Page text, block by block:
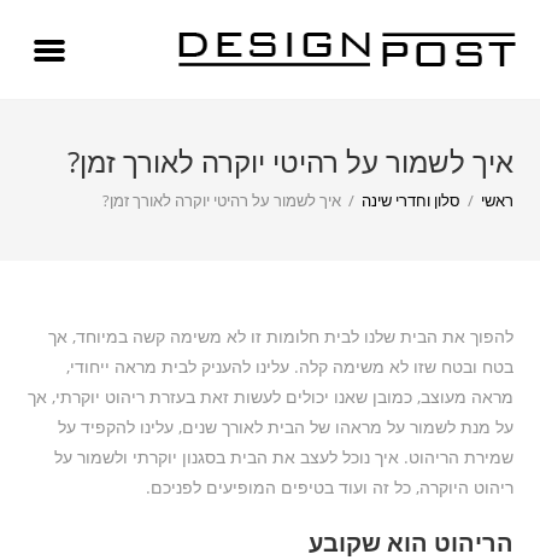
איך לשמור על רהיטי יוקרה לאורך זמן?
ראשי / סלון וחדרי שינה / איך לשמור על רהיטי יוקרה לאורך זמן?
להפוך את הבית שלנו לבית חלומות זו לא משימה קשה במיוחד, אך
בטח ובטח שזו לא משימה קלה. עלינו להעניק לבית מראה ייחודי,
מראה מעוצב, כמובן שאנו יכולים לעשות זאת בעזרת ריהוט יוקרתי, אך
על מנת לשמור על מראהו של הבית לאורך שנים, עלינו להקפיד על
שמירת הריהוט. איך נוכל לעצב את הבית בסגנון יוקרתי ולשמור על
ריהוט היוקרה, כל זה ועוד בטיפים המופיעים לפניכם.
הריהוט הוא שקובע